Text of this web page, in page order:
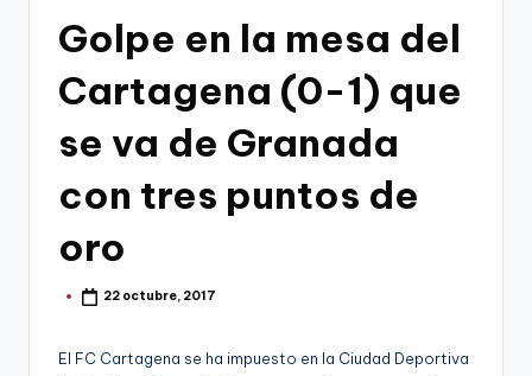
Cartagena,
Golpe en la mesa del
Cartagena (0-1) que
se va de Granada
con tres puntos de
oro
Publicado22 octubre, 2017
El FC Cartagena se ha impuesto en la Ciudad Deportiva